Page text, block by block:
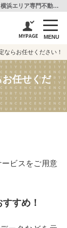
横浜エリアの不動産売却査定ならお任せください！ – 【横浜エリア専門不動産売却査定センター】センチュリー21アイ建設
MENU
ならお任せください！
任せくだ
ビスをご用意
すめ！